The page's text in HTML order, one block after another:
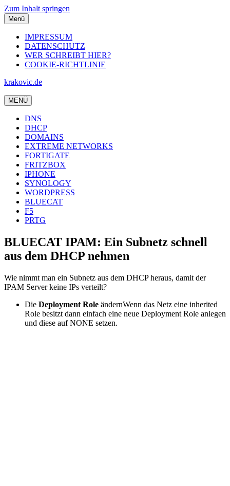
Zum Inhalt springen
Menü
IMPRESSUM
DATENSCHUTZ
WER SCHREIBT HIER?
COOKIE-RICHTLINIE
krakovic.de
MENÜ
DNS
DHCP
DOMAINS
EXTREME NETWORKS
FORTIGATE
FRITZBOX
IPHONE
SYNOLOGY
WORDPRESS
BLUECAT
F5
PRTG
BLUECAT IPAM: Ein Subnetz schnell
aus dem DHCP nehmen
Wie nimmt man ein Subnetz aus dem DHCP heraus, damit der
IPAM Server keine IPs verteilt?
Die Deployment Role ändernWenn das Netz eine inherited
Role besitzt dann einfach eine neue Deployment Role anlegen
und diese auf NONE setzen.